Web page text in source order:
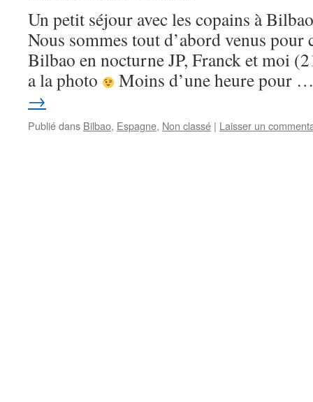
Un petit séjour avec les copains à
Nous sommes tout d’abord venus
Bilbao en nocturne JP, Franck et moi
a la photo
Moins d’une heure pour
→
Publié dans Bilbao, Espagne, Non classé | Laisser un